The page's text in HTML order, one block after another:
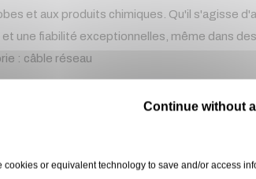
et aux produits chimiques. Qu'il s'agisse
une fiabilité exceptionnelles, même dans
: câble réseau
(m) : 5 m
or equivalent technology to save and/or access
Continue without